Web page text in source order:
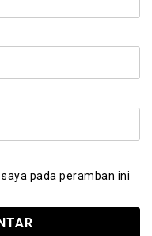
pada peramban ini